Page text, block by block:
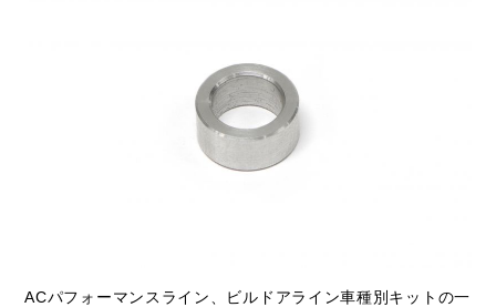
閉じる
ACパフォーマンスライン、ビルドアライン車種別キットの一